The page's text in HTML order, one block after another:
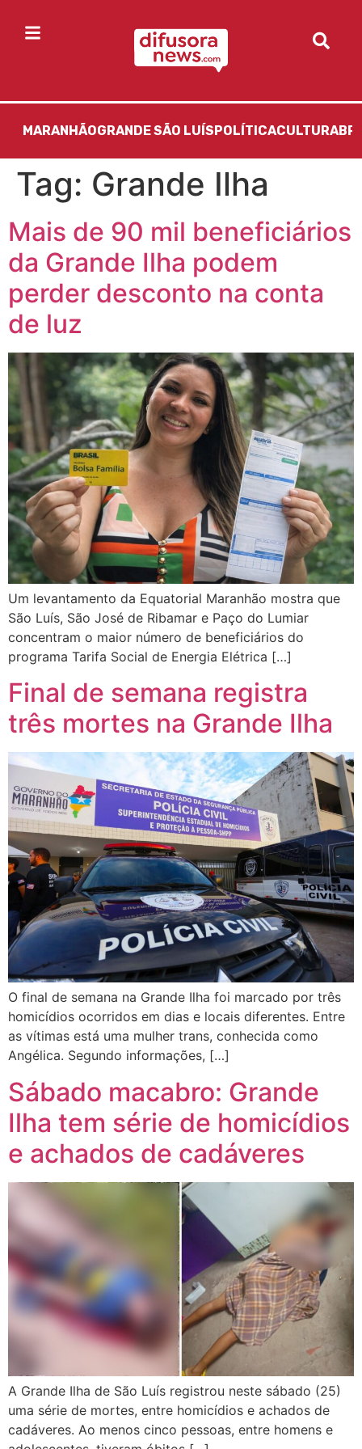
MARANHÃOGRANDE SÃO LUÍS POLÍTICACULTURA
Tag: Grande Ilha
Mais de 90 mil beneficiários
da Grande Ilha podem
perder desconto na conta
de luz
Um levantamento da Equatorial Maranhão mostra que
São Luís, São José de Ribamar e Paço do Lumiar
concentram o maior número de beneficiários do
programa Tarifa Social de Energia Elétrica […]
Final de semana registra
três mortes na Grande Ilha
O final de semana na Grande Ilha foi marcado por três
homicídios ocorridos em dias e locais diferentes. Entre
as vítimas está uma mulher trans, conhecida como
Angélica. Segundo informações, […]
Sábado macabro: Grande
Ilha tem série de homicídios
e achados de cadáveres
A Grande Ilha de São Luís registrou neste sábado (25)
uma série de mortes, entre homicídios e achados de
cadáveres. Ao menos cinco pessoas, entre homens e